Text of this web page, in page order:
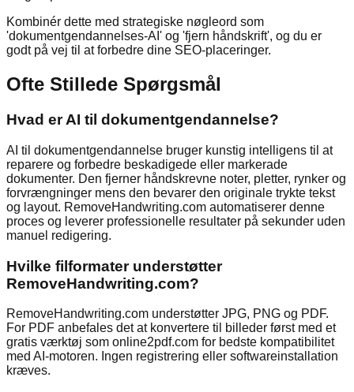
Kombinér dette med strategiske nøgleord som
'dokumentgendannelses-AI' og 'fjern håndskrift', og du er
godt på vej til at forbedre dine SEO-placeringer.
Ofte Stillede Spørgsmål
Hvad er AI til dokumentgendannelse?
AI til dokumentgendannelse bruger kunstig intelligens til at
reparere og forbedre beskadigede eller markerade
dokumenter. Den fjerner håndskrevne noter, pletter, rynker og
forvrængninger mens den bevarer den originale trykte tekst
og layout. RemoveHandwriting.com automatiserer denne
proces og leverer professionelle resultater på sekunder uden
manuel redigering.
Hvilke filformater understøtter
RemoveHandwriting.com?
RemoveHandwriting.com understøtter JPG, PNG og PDF.
For PDF anbefales det at konvertere til billeder først med et
gratis værktøj som online2pdf.com for bedste kompatibilitet
med AI-motoren. Ingen registrering eller softwareinstallation
kræves.